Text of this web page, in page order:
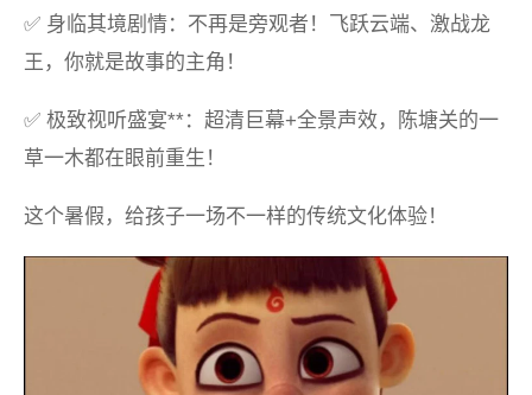
✅ 身临其境剧情：不再是旁观者！飞跃云端、激战龙
王，你就是故事的主角！
✅ 极致视听盛宴**：超清巨幕+全景声效，陈塘关的一
草一木都在眼前重生！
这个暑假，给孩子一场不一样的传统文化体验！